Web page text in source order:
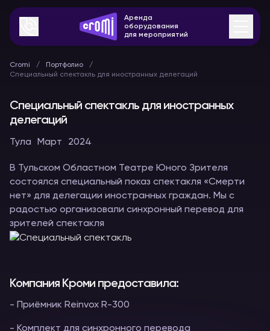
Аренда
оборудования
для мероприятий
Cromi
Портфолио
Специальный спектакль для иностранных делегаций
Специальный спектакль для иностранных
делегаций
Тула Март 2024
В Тульском Областном Театре Юного Зрителя
состоялся специальный показ спектакля «Смерти
нет» для делегации иностранных граждан. Мы с
радостью организовали синхронный перевод для
зрителей спектакля
Компания Кроми предоставила:
- Приёмник Reinvox R-300
- Комплект для синхронного перевода